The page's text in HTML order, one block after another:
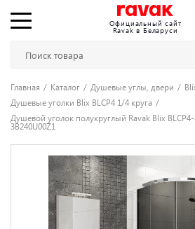
Официальный сайт
Ravak в Беларуси
Главная Каталог Душевые углы, двери
Душевые уголки Blix BLCP4 1/4 круга
Душевой уголок полукруглый Ravak Blix
3B240U00Z1